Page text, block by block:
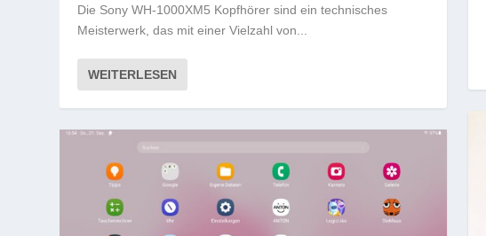
Die Sony WH-1000XM5 Kopfhörer sind ein technisches
Meisterwerk, das mit einer Vielzahl von...
WEITERLESEN